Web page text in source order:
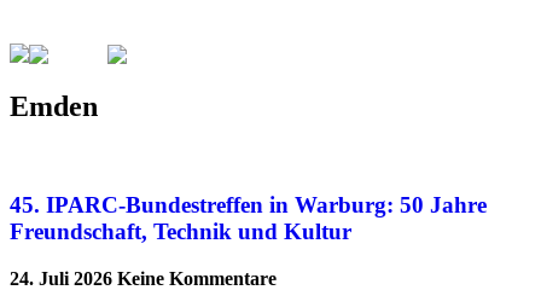
Emden
45. IPARC-Bundestreffen in Warburg: 50 Jahre
Freundschaft, Technik und Kultur
24. Juli 2026 Keine Kommentare